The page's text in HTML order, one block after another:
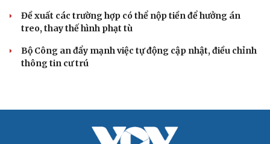
Đề xuất các trường hợp có thể nộp tiền để hưởng án
treo, thay thế hình phạt tù
Bộ Công an đẩy mạnh việc tự động cập nhật, điều chỉnh
thông tin cư trú